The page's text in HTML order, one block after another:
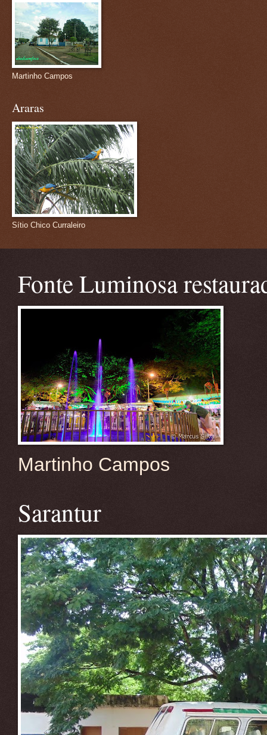
Martinho Campos
Araras
Sítio Chico Curraleiro
Fonte Luminosa
Martinho Campos
Sarantur